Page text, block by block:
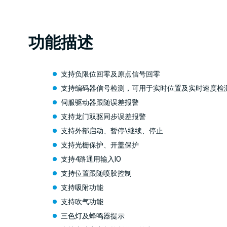
功能描述
支持负限位回零及原点信号回零
支持编码器信号检测，可用于实时位置及实时速度检
伺服驱动器跟随误差报警
支持龙门双驱同步误差报警
支持外部启动、暂停\继续、停止
支持光栅保护、开盖保护
支持4路通用输入IO
支持位置跟随喷胶控制
支持吸附功能
支持吹气功能
三色灯及蜂鸣器提示